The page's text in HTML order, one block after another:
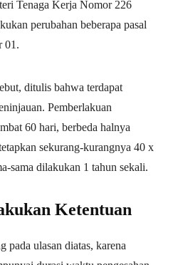
Tenaga Kerja Nomor 226
perubahan beberapa pasal
01.
ditulis bahwa terdapat
Pemberlakuan
60 hari, berbeda halnya
sekurang-kurangnya 40 x
sama dilakukan 1 tahun sekali.
Ketentuan
pada ulasan diatas, karena